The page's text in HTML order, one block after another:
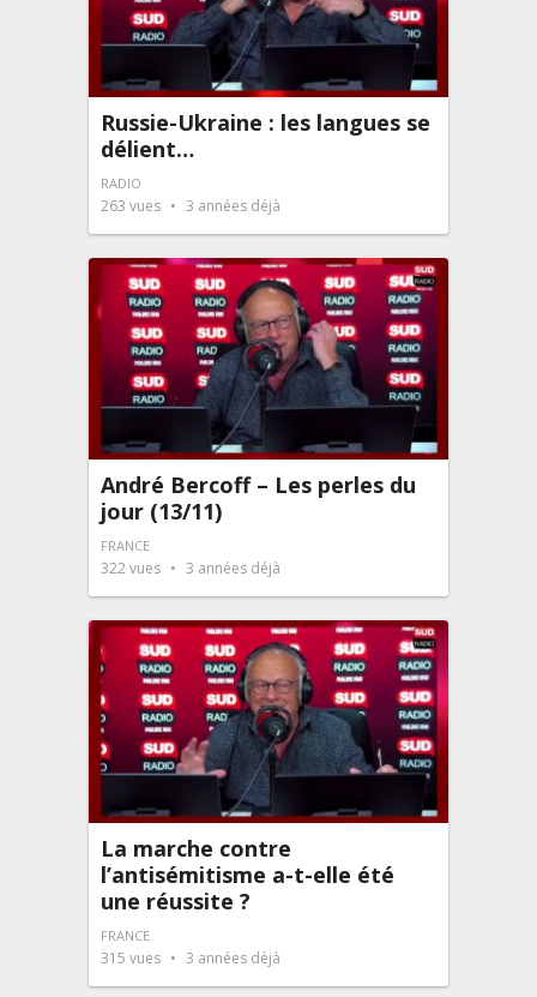
Russie-Ukraine : les langues se
délient…
RADIO
263 vues 3 années déjà
André Bercoff – Les perles du
jour (13/11)
FRANCE
322vues 3 années déjà
La marche contre
l’antisémitisme a-t-elle été
une réussite ?
FRANCE
315 vues 3 années déjà